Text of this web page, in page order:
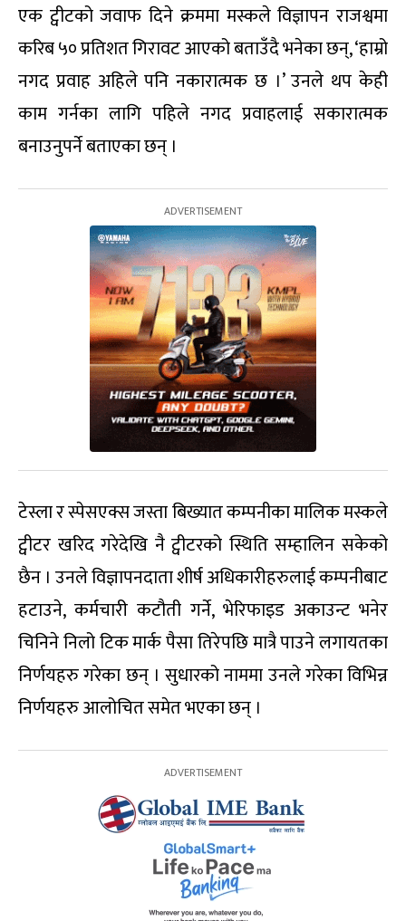
एक ट्वीटको जवाफ दिने क्रममा मस्कले विज्ञापन राजश्वमा
करिब ५० प्रतिशत गिरावट आएको बताउँदै भनेका छन्, ‘हाम्रो
नगद प्रवाह अहिले पनि नकारात्मक छ ।’ उनले थप केही
काम गर्नका लागि पहिले नगद प्रवाहलाई सकारात्मक
बनाउनुपर्ने बताएका छन् ।
टेस्ला र स्पेसएक्स जस्ता बिख्यात कम्पनीका मालिक मस्कले
ट्वीटर खरिद गरेदेखि नै ट्वीटरको स्थिति सम्हालिन सकेको
छैन । उनले विज्ञापनदाता शीर्ष अधिकारीहरुलाई कम्पनीबाट
हटाउने, कर्मचारी कटौती गर्ने, भेरिफाइड अकाउन्ट भनेर
चिनिने निलो टिक मार्क पैसा तिरेपछि मात्रै पाउने लगायतका
निर्णयहरु गरेका छन् । सुधारको नाममा उनले गरेका विभिन्न
निर्णयहरु आलोचित समेत भएका छन् ।